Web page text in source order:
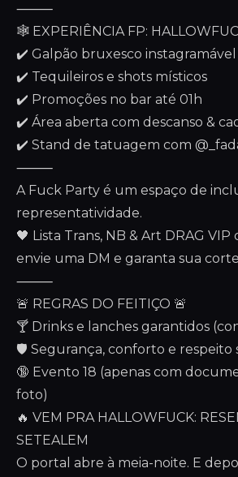
⸻
🕸️ EXPERIÊNCIA FP:
✔️ Galpão bruxesco instagramável
✔️ Tequileiros e shots místicos
✔️ Promoções no bar até 01h
✔️ Área aberta com descanso &
✔️ Stand de tatuagem com
⸻
A Fuck Party é um espaço de
representatividade.
🖤 Lista Trans, NB & Art DRAG
envie uma DM e garanta sua
⸻
🚨 REGRAS DO FEITIÇO 🚨
🍸 Drinks e lanches garantidos
🛡️ Segurança, conforto e respeito
🔞 Evento 18 (apenas com
foto)
🔥 VEM PRA HALLOWFUCK:
SETEALEM
O portal abre à meia-noite. E